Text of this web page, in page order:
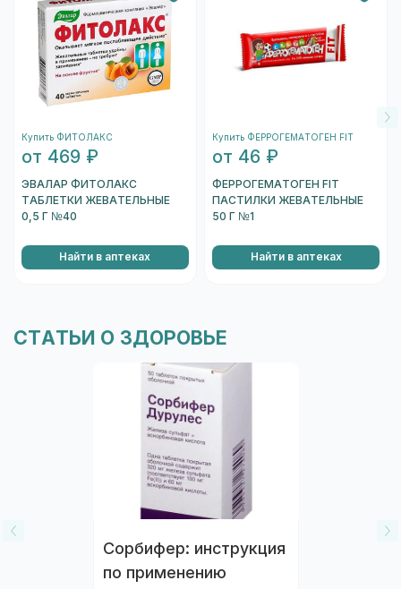
Купить ФИТОЛАКС
от 469 ₽
ЭВАЛАР ФИТОЛАКС
ТАБЛЕТКИ ЖЕВАТЕЛЬНЫЕ
0,5 Г №40
Найти в аптеках
Купить ФЕРРОГЕМАТОГЕН FIT
от 46 ₽
ФЕРРОГЕМАТОГЕН FIT
ПАСТИЛКИ ЖЕВАТЕЛЬНЫЕ
50 Г №1
Найти в аптеках
СТАТЬИ О ЗДОРОВЬЕ
Сорбифер: инструкция
по применению